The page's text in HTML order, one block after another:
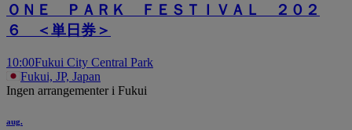
ＯＮＥ ＰＡＲＫ ＦＥＳＴＩＶＡＬ ２０２
６ ＜単日券＞
10:00Fukui City Central Park
Fukui, JP, Japan
Ingen arrangementer i Fukui
aug.